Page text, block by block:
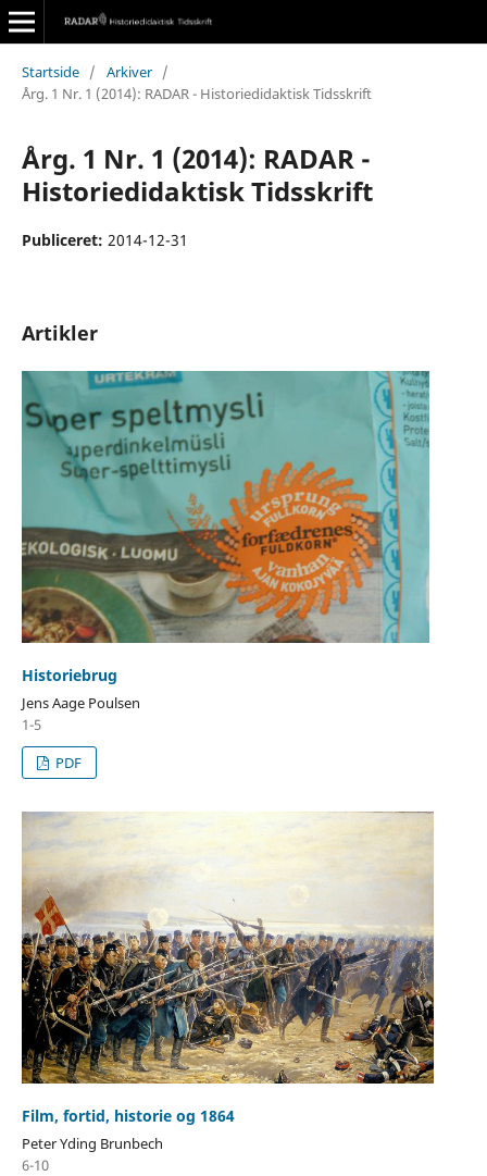
Startside / Arkiver /
Årg. 1 Nr. 1 (2014): RADAR - Historiedidaktisk Tidsskrift
Årg. 1 Nr. 1 (2014): RADAR -
Historiedidaktisk Tidsskrift
Publiceret: 2014-12-31
Artikler
Historiebrug
Jens Aage Poulsen
1-5
PDF
Film, fortid, historie og 1864
Peter Yding Brunbech
6-10